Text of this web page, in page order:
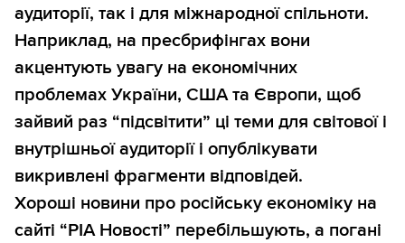
аудиторії, так і для міжнародної спільноти.
Наприклад, на пресбрифінгах вони
акцентують увагу на економічних
проблемах України, США та Європи, щоб
зайвий раз “підсвітити” ці теми для світової і
внутрішньої аудиторії і опублікувати
викривлені фрагменти відповідей.
Хороші новини про російську економіку на
сайті “РІА Новості” перебільшують, а погані